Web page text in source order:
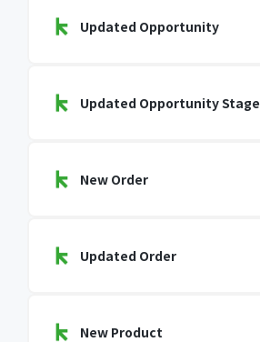
Updated Opportunity
Updated Opportunity Stage
New Order
Updated Order
New Product